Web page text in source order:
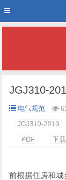
电气规范
JGJ310-2013
PDF
下载
前根据住房和